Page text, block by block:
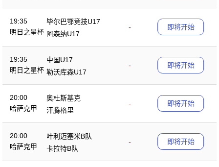
19:35
明日之星杯
毕尔巴鄂竞技U17
-
阿森纳U17
即将开始
19:35
明日之星杯
中国U17
-
勒沃库森U17
即将开始
20:00
哈萨克甲
奥杜斯基克
-
汗腾格里
即将开始
20:00
哈萨克甲
叶利迈塞米B队
-
卡拉特B队
即将开始